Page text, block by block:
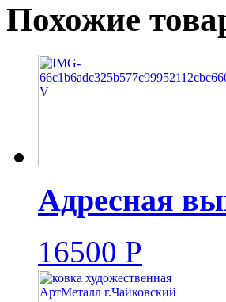
Похожие
Адресная
16500 Р